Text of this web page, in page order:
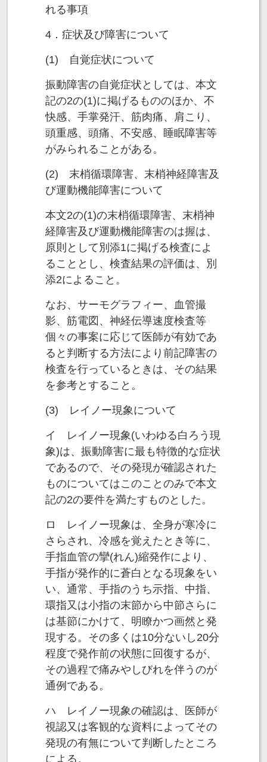
れる事項
4．症状及び障害について
(1) 自覚症状について
振動障害の自覚症状としては、本文
記の2の(1)に掲げるもののほか、不
快感、手掌発汗、筋肉痛、肩こり、
頭重感、頭痛、不安感、睡眠障害等
がみられることがある。
(2) 末梢循環障害、末梢神経障害及
び運動機能障害について
本文2の(1)の末梢循環障害、末梢神
経障害及び運動機能障害のは握は、
原則として別添1に掲げる検査によ
ることとし、検査結果の評価は、別
添2によること。
なお、サーモグラフィー、血管撮
影、筋電図、神経伝導速度検査等
個々の事案に応じて医師が有効であ
ると判断する方法により前記障害の
検査を行っているときは、その結果
を参考とすること。
(3) レイノー現象について
イ レイノー現象(いわゆる白ろう現
象)は、振動障害に最も特徴的な症状
であるので、その発現が確認された
ものについてはこのことのみで本文
記の2の要件を満たすものとした。
ロ レイノー現象は、全身が寒冷に
さらされ、冷感を覚えたとき等に、
手指血管の攣(れん)縮発作により、
手指が発作的に蒼白となる現象をい
い、通常、手指のうち示指、中指、
環指又は小指の末節から中節さらに
は基節にかけて、明瞭かつ画然と発
現する。その多くは10分ないし20分
程度で発作前の状態に回復するが、
その過程で痛みやしびれを伴うのが
通例である。
ハ レイノー現象の確認は、医師が
視認又は客観的な資料によってその
発現の有無について判断したところ
による。